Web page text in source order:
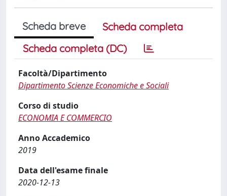
Scheda breve
Scheda completa
Scheda completa (DC)
Facoltà/Dipartimento
Dipartimento Scienze Economiche e Sociali
Corso di studio
ECONOMIA E COMMERCIO
Anno Accademico
2019
Data dell'esame finale
2020-12-13